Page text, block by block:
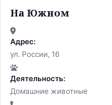
На Южном
Адрес:
ул. России, 16
Деятельность:
Домашние животные